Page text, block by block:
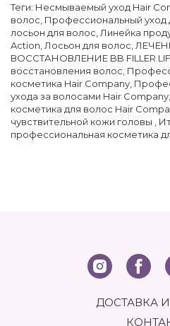
Теги: Несмываемый уход Hair
волос Профессиональный уход
лосьон для волос Линейка
Action Лосьон для волос
ВОССТАНОВЛЕНИЕ BB FILLER
восстановления волос
косметика Hair Company
ухода за волосами Hair Company
косметика для волос Hair
чувствительной кожи головы
профессиональная косметика
ДОСТАВКА